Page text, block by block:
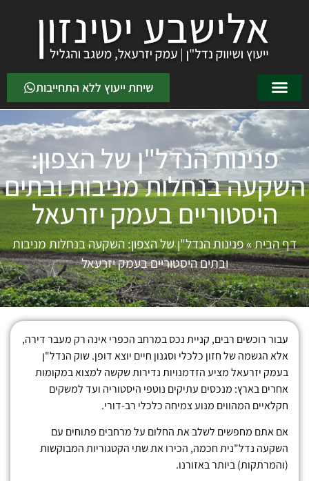
שיחת ייעוץ ללא התחייבות
פנינות הנדל"ן של הצפון:
השקעה בנחלות מניבות ובתים
היסטוריים בעמק יזרעאל
דף הבית»פנינות הנדל"ן של הצפון: השקעה בנחלות מניבות
ובתים היסטוריים בעמק יזרעאל
עבור רוכשים רבים, קניית נכס במרחב הכפרי אינה רק מעבר דירה,
אלא הגשמה של חזון כלכלי וסגנון חיים יוצא דופן. שוק הנדל"ן
בעמק יזרעאל מציע הזדמנויות נדירות שקשה למצוא במקומות
אחרים בארץ: מנכסים עתיקים נוטפי היסטוריה ועד למשקים
חקלאיים המהווים מנוע צמיחה כלכלי רב-דורי.
אם אתם מחפשים לשלב את החלום על מרחבים פתוחים עם
השקעה נדל"נית חכמה, הכירו את שתי הקטגוריות המבוקשות
(והמרתקות) ביותר באזורנו.